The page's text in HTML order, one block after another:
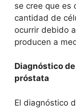
se cree que es
cantidad de
ocurrir debido
producen a
Diagnóstico
próstata
El diagnóstico